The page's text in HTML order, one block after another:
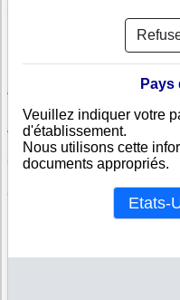
SEJOBE TRADING AND
NORTHERN MOTORS (PTY)
F G NGWENYA
AND PLANT HIRE CC
MURATHO EEZIE MAKERS CC
ADAPT ENTERPRISE (PTY) LTD
MY PERFECT GENERAL
(PTY) LTD
(PTY) LTD
Pays
Veuillez indiquer votre
d'établissement.
Nous utilisons cette
documents appropriés.